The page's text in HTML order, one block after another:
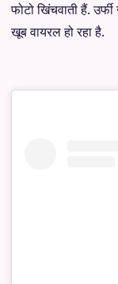
फोटो खिंचवाती हैं.
खूब वायरल हो रहा है.